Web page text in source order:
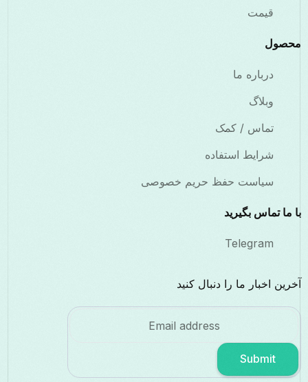
قیمت
محصول
درباره ما
وبلاگ
تماس / کمک
شرایط استفاده
سیاست حفظ حریم خصوصی
با ما تماس بگیرید
Telegram
آخرین اخبار ما را دنبال کنید
Submit